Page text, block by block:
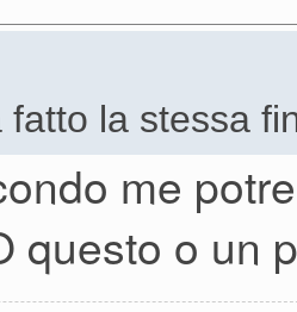
fatto la stessa
me
questo o un